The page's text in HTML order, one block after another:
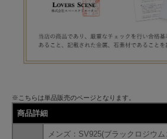
※こちらは単品販売のページとなります。
商品詳細
メンズ：SV925(ブラックロジウ